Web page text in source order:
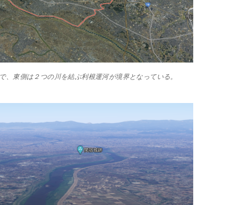
東側は２つの川を結ぶ利根運河が境界となっている。